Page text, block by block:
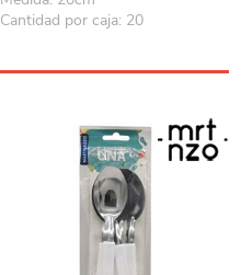
Cantidad por caja: 20